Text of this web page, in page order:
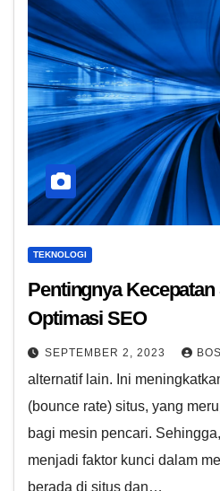
TEKNOLOGI
Pentingnya
Optimasi SEO
SEPTEMBER 2, 2023
alternatif lain. Ini
(bounce rate) situs, yang
bagi mesin pencari.
menjadi faktor kunci dalam
berada di situs dan…